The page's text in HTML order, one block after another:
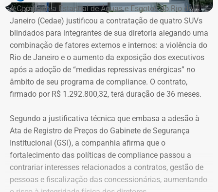
A Companhia Estadual de Águas e Esgotos do Rio de
Janeiro (Cedae) justificou a contratação de quatro SUVs
blindados para integrantes de sua diretoria alegando uma
combinação de fatores externos e internos: a violência do
Rio de Janeiro e o aumento da exposição dos executivos
após a adoção de “medidas repressivas enérgicas” no
âmbito de seu programa de compliance. O contrato,
firmado por R$ 1.292.800,32, terá duração de 36 meses.
Segundo a justificativa técnica que embasa a adesão à
Ata de Registro de Preços do Gabinete de Segurança
Institucional (GSI), a companhia afirma que o
fortalecimento das políticas de compliance passou a
contrariar interesses relacionados a contratos, gestão de
pessoas e fiscalização das concessionárias, aumentando